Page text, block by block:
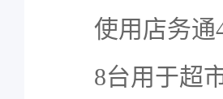
使用店务通
8台用于超